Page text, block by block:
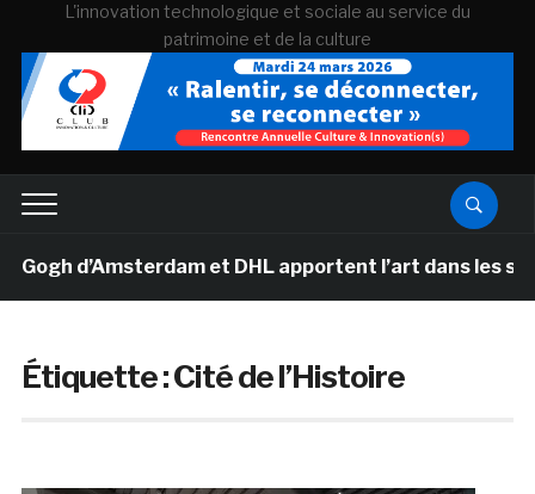
L'innovation technologique et sociale au service du
patrimoine et de la culture
d’Amsterdam et DHL apportent l’art dans les
Étiquette :Cité de l’Histoire